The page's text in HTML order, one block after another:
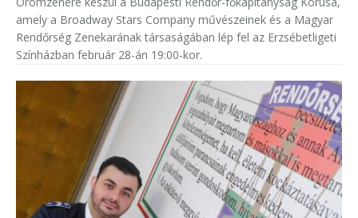
amely a Broadway Stars Company művészeinek és a Magyar
Rendőrség Zenekarának társaságában lép fel az Erzsébetligeti
Színházban február 28-án 19:00-kor.